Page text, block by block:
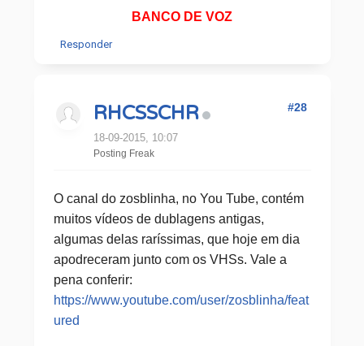
BANCO DE VOZ
Responder
RHCSSCHR
18-09-2015, 10:07
Posting Freak
#28
O canal do zosblinha, no You Tube, contém
muitos vídeos de dublagens antigas,
algumas delas raríssimas, que hoje em dia
apodreceram junto com os VHSs. Vale a
pena conferir:
https://www.youtube.com/user/zosblinha/feat
ured